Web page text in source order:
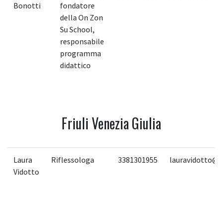
Bonotti
fondatore
della On Zon
Su School,
responsabile
programma
didattico
Friuli Venezia Giulia
Laura
Vidotto
Riflessologa 3381301955